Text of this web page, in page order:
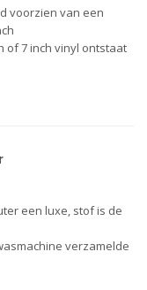
voorzien van een
of 7 inch vinyl ontstaat
minder effectief
een luxe, stof is de
verzamelde
de platter komt